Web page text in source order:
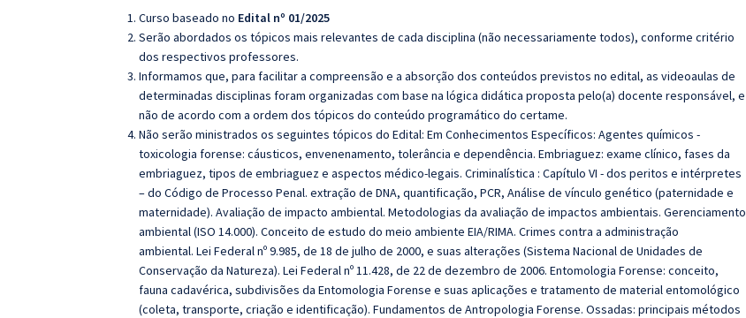
Curso baseado no Edital nº 01/2025
Serão abordados os tópicos mais relevantes de cada disciplina (não necessariamente todos), conforme critério
dos respectivos professores.
Informamos que, para facilitar a compreensão e a absorção dos conteúdos previstos no edital, as videoaulas de
determinadas disciplinas foram organizadas com base na lógica didática proposta pelo(a) docente responsável, e
não de acordo com a ordem dos tópicos do conteúdo programático do certame.
Não serão ministrados os seguintes tópicos do Edital: Em Conhecimentos Específicos: Agentes químicos -
toxicologia forense: cáusticos, envenenamento, tolerância e dependência. Embriaguez: exame clínico, fases da
embriaguez, tipos de embriaguez e aspectos médico-legais. Criminalística : Capítulo VI - dos peritos e intérpretes
– do Código de Processo Penal. extração de DNA, quantificação, PCR, Análise de vínculo genético (paternidade e
maternidade). Avaliação de impacto ambiental. Metodologias da avaliação de impactos ambientais. Gerenciamento
ambiental (ISO 14.000). Conceito de estudo do meio ambiente EIA/RIMA. Crimes contra a administração
ambiental. Lei Federal nº 9.985, de 18 de julho de 2000, e suas alterações (Sistema Nacional de Unidades de
Conservação da Natureza). Lei Federal nº 11.428, de 22 de dezembro de 2006. Entomologia Forense: conceito,
fauna cadavérica, subdivisões da Entomologia Forense e suas aplicações e tratamento de material entomológico
(coleta, transporte, criação e identificação). Fundamentos de Antropologia Forense. Ossadas: principais métodos